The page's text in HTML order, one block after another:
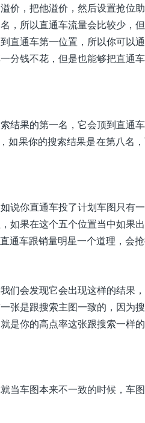
价，把他溢价，然后设置抢位
，所以直通车流量会比较少，
直通车第一位置，所以你可以
分钱不花，但是也能够把直通
结果的第一名，它会顶到直通
如果你的搜索结果是在第八名
说你直通车投了计划车图只有
如果在这个五个位置当中如果
通车跟销量明星一个道理，会抢
们会发现它会出现这样的结果
张是跟搜索主图一致的，因为
是你的高点率这张跟搜索一样
当车图本来不一致的时候，车